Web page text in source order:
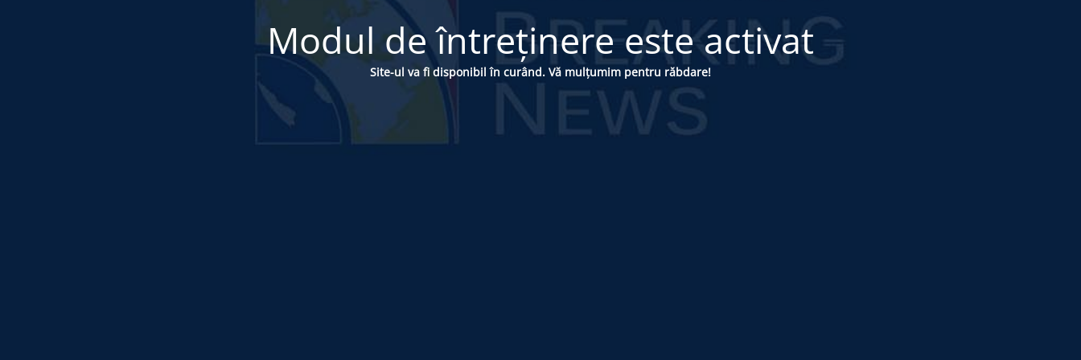
Modul de întreținere este activat
Site-ul va fi disponibil în curând. Vă mulțumim pentru răbdare!